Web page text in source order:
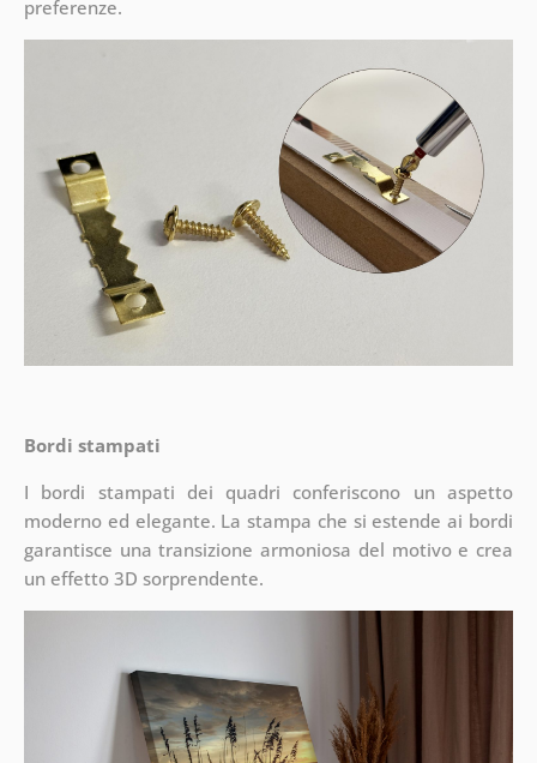
preferenze.
Bordi stampati
I bordi stampati dei quadri conferiscono un aspetto
moderno ed elegante. La stampa che si estende ai bordi
garantisce una transizione armoniosa del motivo e crea
un effetto 3D sorprendente.